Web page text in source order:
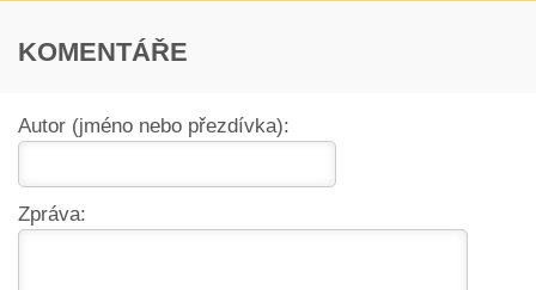
KOMENTÁŘE
Autor (jméno nebo přezdívka):
Zpráva: